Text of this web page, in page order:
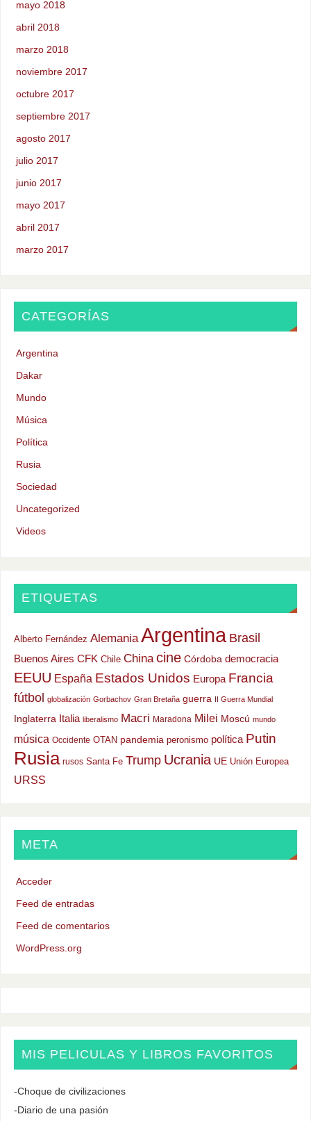
mayo 2018
abril 2018
marzo 2018
noviembre 2017
octubre 2017
septiembre 2017
agosto 2017
julio 2017
junio 2017
mayo 2017
abril 2017
marzo 2017
CATEGORÍAS
Argentina
Dakar
Mundo
Música
Política
Rusia
Sociedad
Uncategorized
Videos
ETIQUETAS
Alberto Fernández Alemania Argentina Brasil
Buenos Aires CFK Chile China cine Córdoba democracia
EEUU España Estados Unidos Europa Francia
fútbol globalización Gorbachov Gran Bretaña guerra II Guerra Mundial
Inglaterra Italia liberalismo Macri Maradona Milei Moscú mundo
música Occidente OTAN pandemia peronismo política Putin
Rusia rusos Santa Fe Trump Ucrania UE Unión Europea
URSS
META
Acceder
Feed de entradas
Feed de comentarios
WordPress.org
MIS PELICULAS Y LIBROS FAVORITOS
-Choque de civilizaciones
-Diario de una pasión